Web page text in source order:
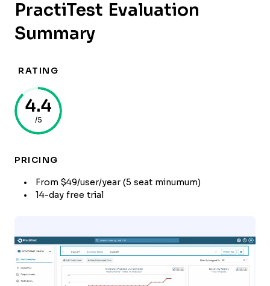
PractiTest Evaluation
Summary
RATING
4.4
/5
PRICING
From $49/user/year (5 seat minumum)
14-day free trial